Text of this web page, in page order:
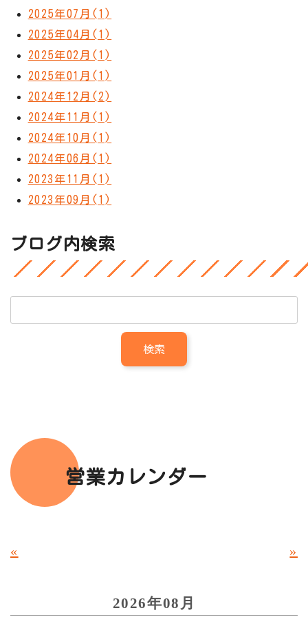
2025年07月(1)
2025年04月(1)
2025年02月(1)
2025年01月(1)
2024年12月(2)
2024年11月(1)
2024年10月(1)
2024年06月(1)
2023年11月(1)
2023年09月(1)
ブログ内検索
営業カレンダー
« »
2026年08月